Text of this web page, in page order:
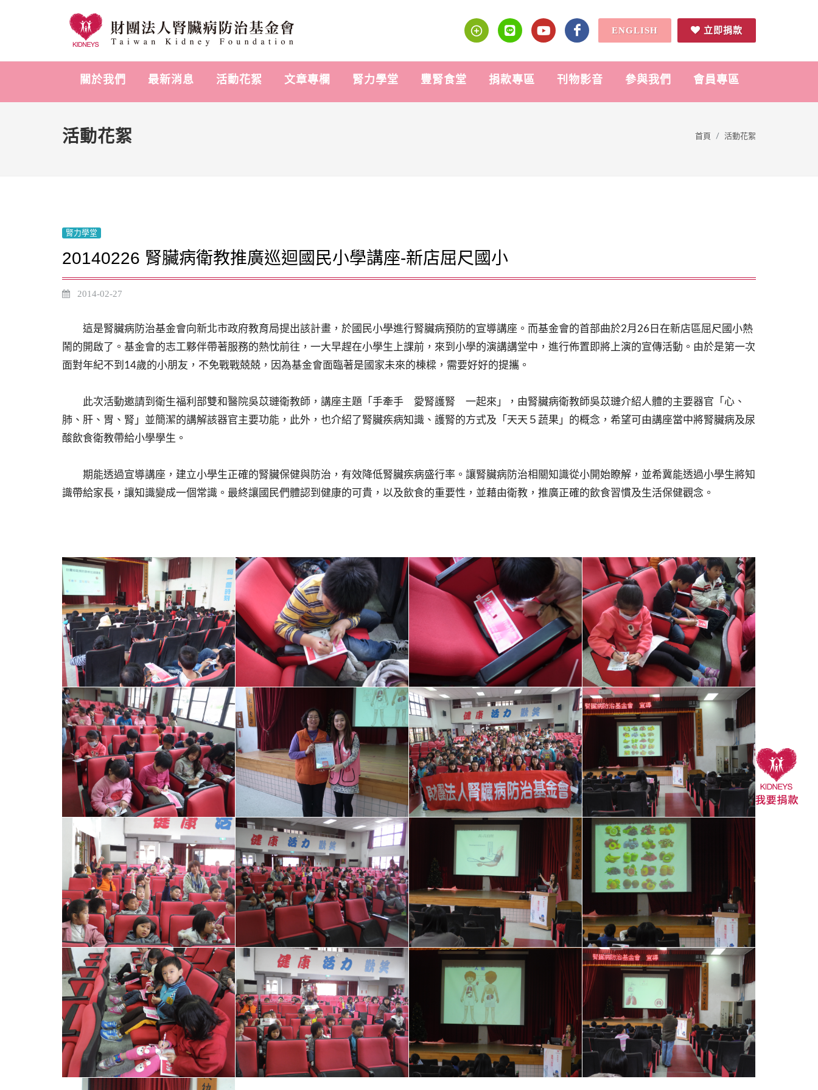
ENGLISH 立即捐款
關於我們 最新消息 活動花絮 文章專欄 腎力學堂 豐腎食堂 捐款專區 刊物影音 參與我們 會員專區
活動花絮 首頁 活動花絮
腎力學堂
20140226 腎臟病衛教推廣巡迴國民小學講座-新店屈尺國小
2014-02-27
這是腎臟病防治基金會向新北市政府教育局提出該計畫，於國民小學進行腎臟病預防的宣導講座。而基金會的首部曲於2月26日在新店區屈尺國小熱
鬧的開啟了。基金會的志工夥伴帶著服務的熱忱前往，一大早趕在小學生上課前，來到小學的演講講堂中，進行佈置即將上演的宣傳活動。由於是第一次
面對年紀不到14歲的小朋友，不免戰戰兢兢，因為基金會面臨著是國家未來的棟樑，需要好好的提攜。
此次活動邀請到衛生福利部雙和醫院吳苡璉衛教師，講座主題「手牽手 愛腎護腎 一起來」，由腎臟病衛教師吳苡璉介紹人體的主要器官「心、
肺、肝、胃、腎」並簡潔的講解該器官主要功能，此外，也介紹了腎臟疾病知識、護腎的方式及「天天５蔬果」的概念，希望可由講座當中將腎臟病及尿
酸飲食衛教帶給小學學生。
期能透過宣導講座，建立小學生正確的腎臟保健與防治，有效降低腎臟疾病盛行率。讓腎臟病防治相關知識從小開始瞭解，並希冀能透過小學生將知
識帶給家長，讓知識變成一個常識。最終讓國民們體認到健康的可貴，以及飲食的重要性，並藉由衛教，推廣正確的飲食習慣及生活保健觀念。